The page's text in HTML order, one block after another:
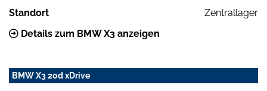
Standort
Zentrallager
Details zum BMW X3 anzeigen
BMW X3 20d xDrive